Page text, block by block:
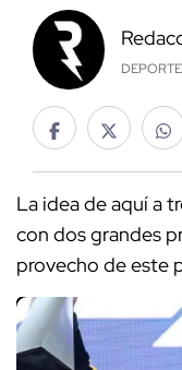
La idea de aquí a
con dos grandes
provecho de este